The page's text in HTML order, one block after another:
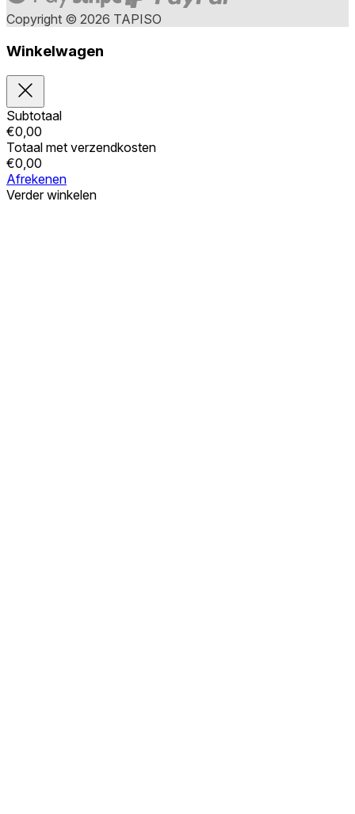
Copyright © 2026 TAPISO
Winkelwagen
Subtotaal
€0,00
Totaal met verzendkosten
€0,00
Afrekenen
Verder winkelen